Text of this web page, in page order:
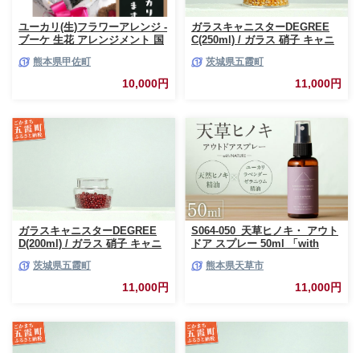
ユーカリ(生)フラワーアレンジ -
ブーケ 生花 アレンジメント 国
ンテリア 虫よけ作用 人気 おす
熊本県甲佐町
10,000円
ガラスキャニスターDEGREE
C(250ml) / ガラス 硝子 キャニ
耐熱 一生もの 職人 こだわり
JIDA デザインミュージアムセ
レクション 茨城県 五霞町
茨城県五霞町
11,000円
ガラスキャニスターDEGREE
D(200ml) / ガラス 硝子 キャニ
耐熱 一生もの 職人 こだわり
JIDA デザインミュージアムセ
レクション 茨城県 五霞町
茨城県五霞町
11,000円
S064-050_天草ヒノキ・ アウト
ドア スプレー 50ml 「with
熊本県天草市
11,000円